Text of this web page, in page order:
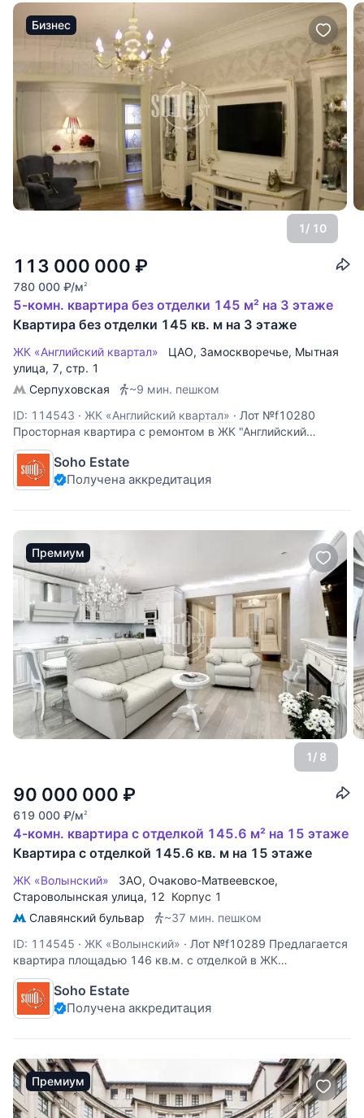
Бизнес
1/ 10
113 000 000 ₽
780 000 ₽/м2
5-комн. квартира без отделки 145 м² на 3 этаже
Квартира без отделки 145 кв. м на 3 этаже
ЖК «Английский квартал» ЦАО, Замоскворечье, Мытная
улица, 7, стр. 1
Серпуховская
~9 мин. пешком
ID: 114543 · ЖК «Английский квартал» · Лот №f10280
Просторная квартира с ремонтом в ЖК "Английский
квартал". Вся мебель и необходимая техника уже в
квартире. В отделке использовались исключительно
дорогие материалы, весь ремонт абсолютно новый. В
Soho Estate
Получена аккредитация
Премиум
1/ 8
90 000 000 ₽
619 000 ₽/м2
4-комн. квартира с отделкой 145.6 м² на 15 этаже
Квартира с отделкой 145.6 кв. м на 15 этаже
ЖК «Волынский» ЗАО, Очаково-Матвеевское,
Староволынская улица, 12 Корпус 1
Славянский бульвар
~37 мин. пешком
ID: 114545 · ЖК «Волынский» · Лот №f10289 Предлагается
квартира площадью 146 кв.м. с отделкой в ЖК
"Волынский". В квартире выполнен качественный ремонт.
Планировка: просторная гостиная, 2 спальни, 2 с/у, кухня.
Из окон открывается замечательный вид на заповедник
Soho Estate
Получена аккредитация
Премиум